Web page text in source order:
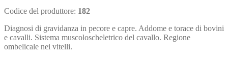
Codice del produttore: 182
Diagnosi di gravidanza in pecore e capre. Addome e torace di bovini
e cavalli. Sistema muscoloscheletrico del cavallo. Regione
ombelicale nei vitelli.